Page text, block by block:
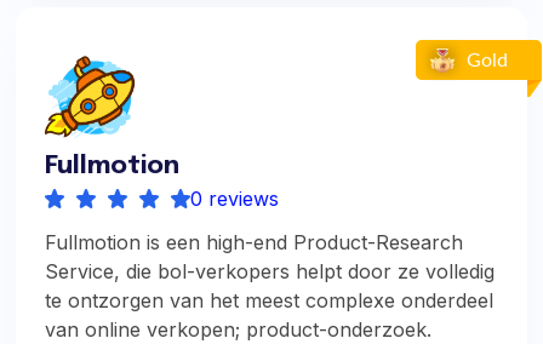
Fullmotion
0 reviews
Fullmotion is een high-end Product-Research
Service, die bol-verkopers helpt door ze volledig
te ontzorgen van het meest complexe onderdeel
van online verkopen; product-onderzoek.